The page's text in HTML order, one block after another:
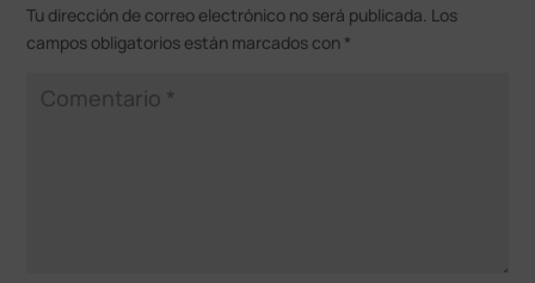
Tu dirección de correo electrónico no será publicada. Los
campos obligatorios están marcados con *